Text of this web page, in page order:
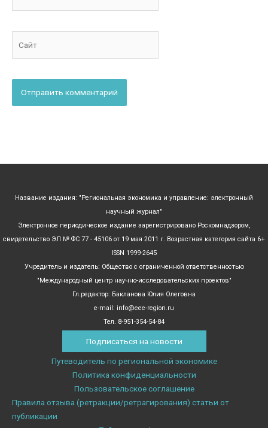
Название издания: "Региональная экономика и управление: электронный
научный журнал"
Электронное периодическое издание зарегистрировано Роскомнадзором,
свидетельство ЭЛ № ФС 77 - 45106 от 19 мая 2011 г. Возрастная категория сайта 6+
ISSN 1999-2645
Учредитель и издатель: Общество с ограниченной ответственностью
"Международный центр научно-исследовательских проектов"
Гл.редактор: Бакланова Юлия Олеговна
e-mail: info@eee-region.ru
Тел. 8-951-354-54-84
Подписаться на новости
Путеводитель по региональной экономике
Политика конфиденциальности
Пользовательское соглашение
Правила отзыва (ретракции/ретрагирования) статьи от
публикации